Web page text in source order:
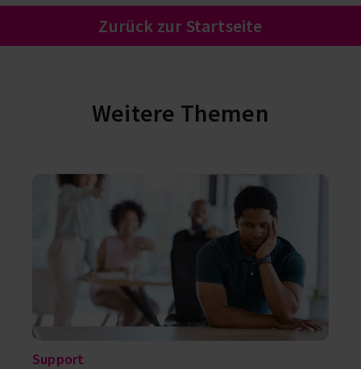
Zurück zur Startseite
Weitere Themen
Support